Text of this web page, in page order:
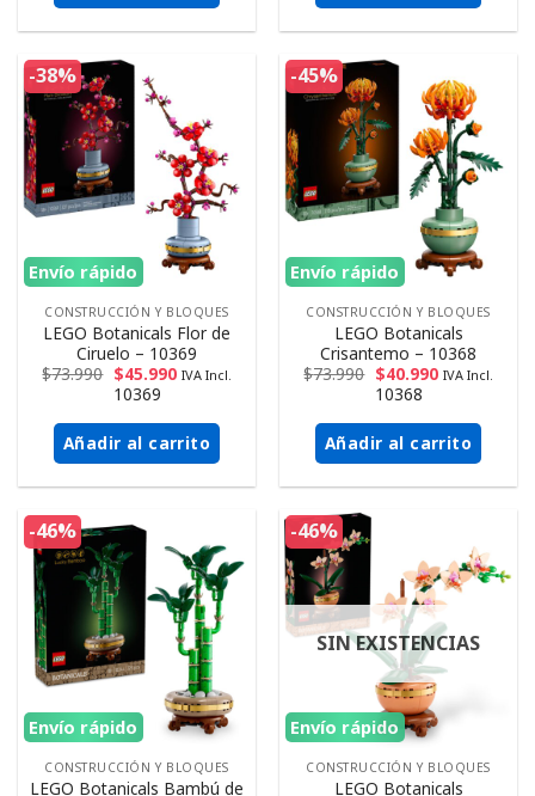
-38%
Envío rápido
CONSTRUCCIÓN Y BLOQUES
LEGO Botanicals Flor de
Ciruelo – 10369
$73.990 $45.990 IVA Incl.
10369
Añadir al carrito
-45%
Envío rápido
CONSTRUCCIÓN Y BLOQUES
LEGO Botanicals
Crisantemo – 10368
$73.990 $40.990 IVA Incl.
10368
Añadir al carrito
-46%
Envío rápido
CONSTRUCCIÓN Y BLOQUES
LEGO Botanicals Bambú de
-46%
Envío rápido
SIN EXISTENCIAS
CONSTRUCCIÓN Y BLOQUES
LEGO Botanicals